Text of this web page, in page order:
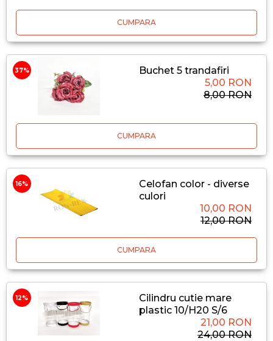
CUMPARA
37%
Buchet 5 trandafiri
5,00 RON
8,00 RON
CUMPARA
16%
Celofan color - diverse
culori
10,00 RON
12,00 RON
CUMPARA
12%
Cilindru cutie mare
plastic 10/H20 S/6
21,00 RON
24,00 RON